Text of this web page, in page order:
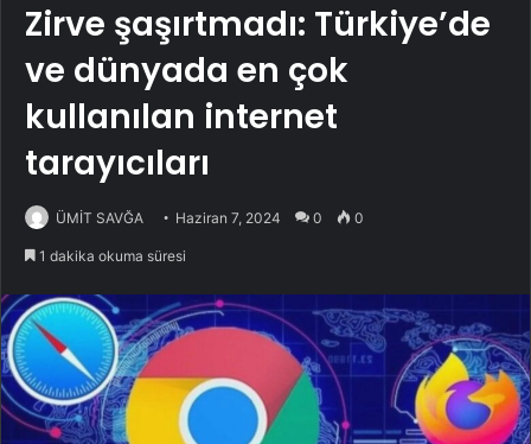
Zirve şaşırtmadı: Türkiye’de
ve dünyada en çok
kullanılan internet
tarayıcıları
ÜMİT SAVĞA Haziran 7, 2024 0 0
1 dakika okuma süresi